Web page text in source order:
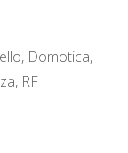
, Domotica,
, RF